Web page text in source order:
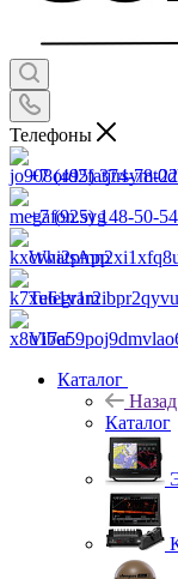
Телефоны
+7 (495) 374-78-22
+7 (925) 148-50-54
WhatsApp
Telegram
Viber
Каталог
Назад
Каталог